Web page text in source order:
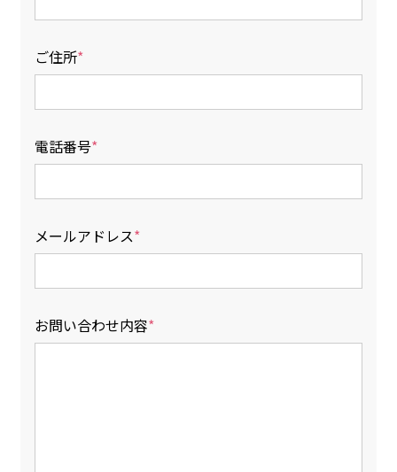
ご住所
電話番号
メールアドレス
お問い合わせ内容